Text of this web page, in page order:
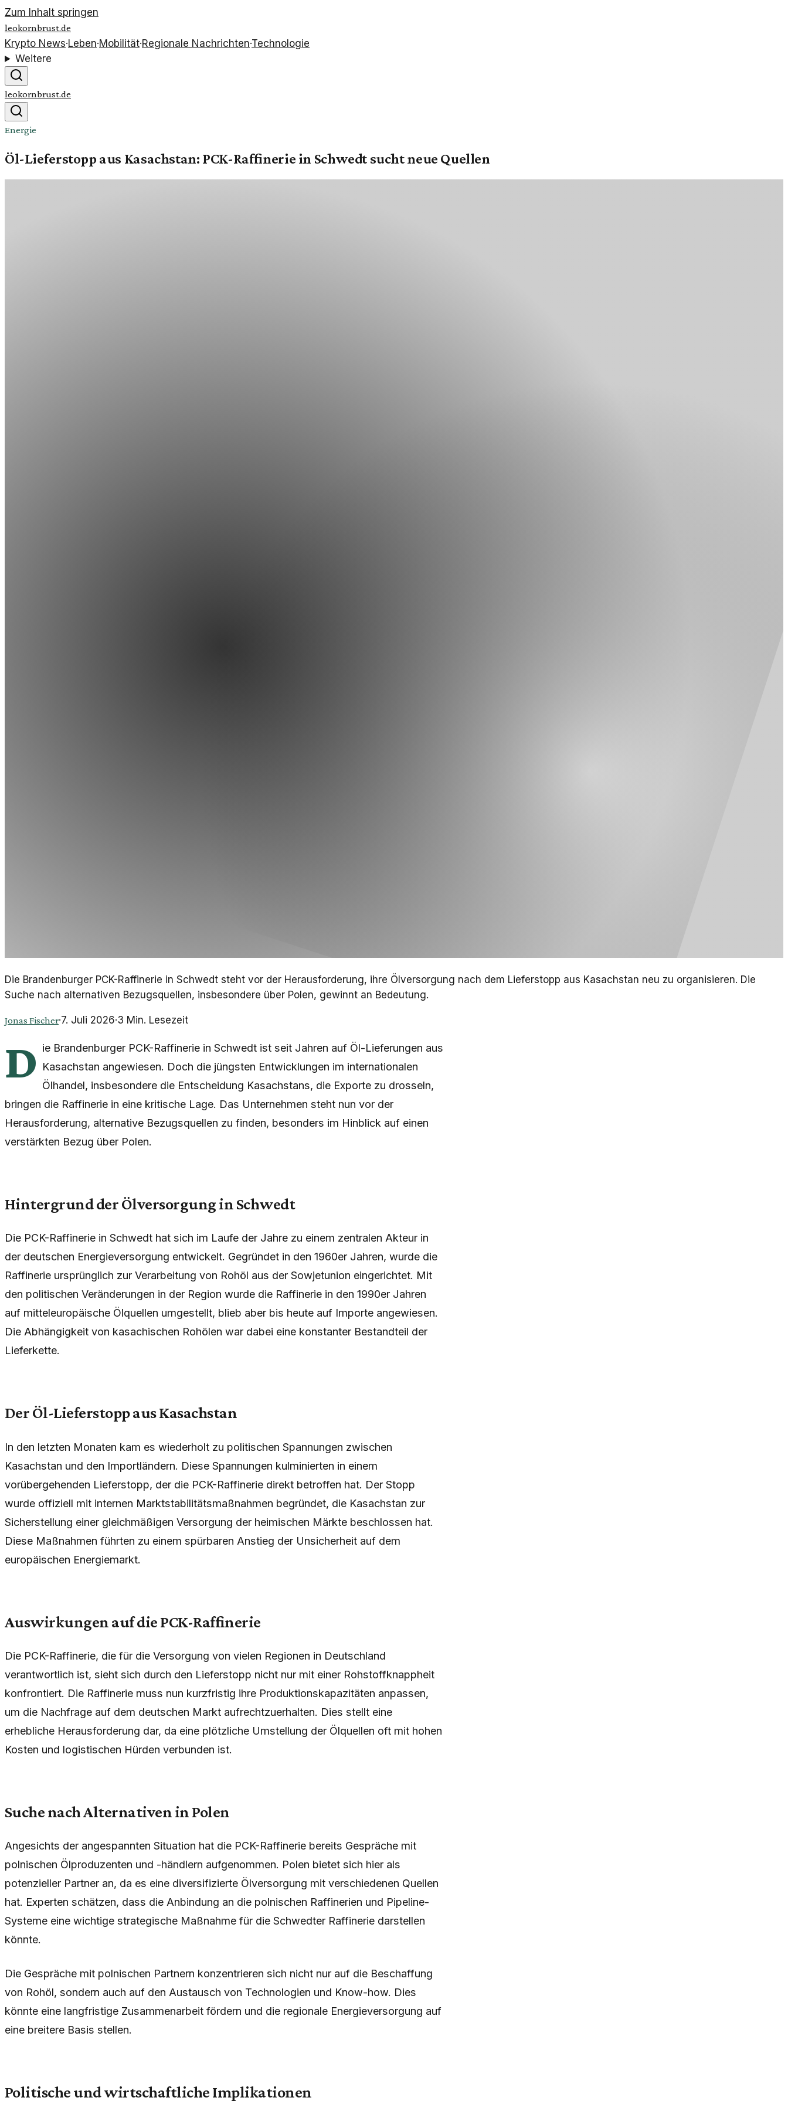
Zum Inhalt springen
leokornbrust.de
Krypto News·Leben·Mobilität·Regionale Nachrichten·Technologie
Weitere
leokornbrust.de
Energie
Öl-Lieferstopp aus Kasachstan: PCK-Raffinerie in Schwedt sucht neue Quellen
Die Brandenburger PCK-Raffinerie in Schwedt steht vor der Herausforderung, ihre Ölversorgung nach dem Lieferstopp aus Kasachstan neu zu organisieren. Die
Suche nach alternativen Bezugsquellen, insbesondere über Polen, gewinnt an Bedeutung.
Jonas Fischer·7. Juli 2026·3 Min. Lesezeit
D ie Brandenburger PCK-Raffinerie in Schwedt ist seit Jahren auf Öl-Lieferungen aus
Kasachstan angewiesen. Doch die jüngsten Entwicklungen im internationalen
Ölhandel, insbesondere die Entscheidung Kasachstans, die Exporte zu drosseln,
bringen die Raffinerie in eine kritische Lage. Das Unternehmen steht nun vor der
Herausforderung, alternative Bezugsquellen zu finden, besonders im Hinblick auf einen
verstärkten Bezug über Polen.
Hintergrund der Ölversorgung in Schwedt
Die PCK-Raffinerie in Schwedt hat sich im Laufe der Jahre zu einem zentralen Akteur in
der deutschen Energieversorgung entwickelt. Gegründet in den 1960er Jahren, wurde die
Raffinerie ursprünglich zur Verarbeitung von Rohöl aus der Sowjetunion eingerichtet. Mit
den politischen Veränderungen in der Region wurde die Raffinerie in den 1990er Jahren
auf mitteleuropäische Ölquellen umgestellt, blieb aber bis heute auf Importe angewiesen.
Die Abhängigkeit von kasachischen Rohölen war dabei eine konstanter Bestandteil der
Lieferkette.
Der Öl-Lieferstopp aus Kasachstan
In den letzten Monaten kam es wiederholt zu politischen Spannungen zwischen
Kasachstan und den Importländern. Diese Spannungen kulminierten in einem
vorübergehenden Lieferstopp, der die PCK-Raffinerie direkt betroffen hat. Der Stopp
wurde offiziell mit internen Marktstabilitätsmaßnahmen begründet, die Kasachstan zur
Sicherstellung einer gleichmäßigen Versorgung der heimischen Märkte beschlossen hat.
Diese Maßnahmen führten zu einem spürbaren Anstieg der Unsicherheit auf dem
europäischen Energiemarkt.
Auswirkungen auf die PCK-Raffinerie
Die PCK-Raffinerie, die für die Versorgung von vielen Regionen in Deutschland
verantwortlich ist, sieht sich durch den Lieferstopp nicht nur mit einer Rohstoffknappheit
konfrontiert. Die Raffinerie muss nun kurzfristig ihre Produktionskapazitäten anpassen,
um die Nachfrage auf dem deutschen Markt aufrechtzuerhalten. Dies stellt eine
erhebliche Herausforderung dar, da eine plötzliche Umstellung der Ölquellen oft mit hohen
Kosten und logistischen Hürden verbunden ist.
Suche nach Alternativen in Polen
Angesichts der angespannten Situation hat die PCK-Raffinerie bereits Gespräche mit
polnischen Ölproduzenten und -händlern aufgenommen. Polen bietet sich hier als
potenzieller Partner an, da es eine diversifizierte Ölversorgung mit verschiedenen Quellen
hat. Experten schätzen, dass die Anbindung an die polnischen Raffinerien und Pipeline-
Systeme eine wichtige strategische Maßnahme für die Schwedter Raffinerie darstellen
könnte.
Die Gespräche mit polnischen Partnern konzentrieren sich nicht nur auf die Beschaffung
von Rohöl, sondern auch auf den Austausch von Technologien und Know-how. Dies
könnte eine langfristige Zusammenarbeit fördern und die regionale Energieversorgung auf
eine breitere Basis stellen.
Politische und wirtschaftliche Implikationen